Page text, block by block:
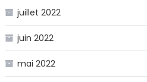
juillet 2022
juin 2022
mai 2022